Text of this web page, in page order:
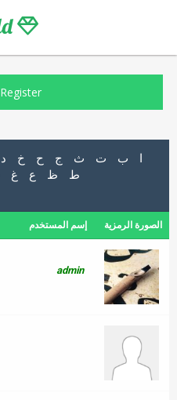
Emerald
Register
ا ب ت ث ج ح خ د
ط
ظ ع غ
الصورة الرمزية إسم المستخدم
admin